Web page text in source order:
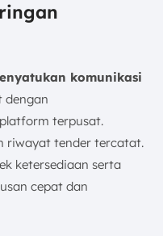
komunikasi
dengan
terpusat.
riwayat tender tercatat.
ketersediaan serta
cepat dan